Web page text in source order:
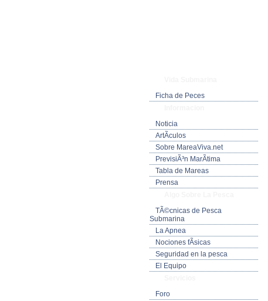
Ficha de Peces
Noticia
ArtÃ­culos
Sobre MareaViva.net
PrevisiÃ³n MarÃ­tima
Tabla de Mareas
Prensa
TÃ©cnicas de Pesca
Submarina
La Apnea
Nociones fÃ­sicas
Seguridad en la pesca
El Equipo
Foro